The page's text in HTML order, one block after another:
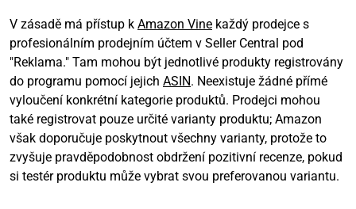
V zásadě má přístup k Amazon Vine každý prodejce s
profesionálním prodejním účtem v Seller Central pod
"Reklama." Tam mohou být jednotlivé produkty registrovány
do programu pomocí jejich ASIN. Neexistuje žádné přímé
vyloučení konkrétní kategorie produktů. Prodejci mohou
také registrovat pouze určité varianty produktu; Amazon
však doporučuje poskytnout všechny varianty, protože to
zvyšuje pravděpodobnost obdržení pozitivní recenze, pokud
si testér produktu může vybrat svou preferovanou variantu.